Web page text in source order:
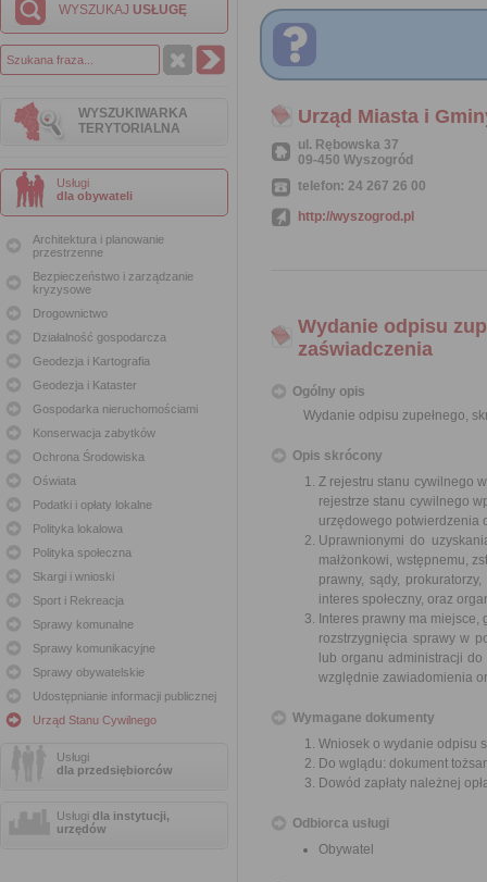
WYSZUKAJ USŁUGĘ
WYSZUKIWARKA
TERYTORIALNA
Usługi
dla obywateli
Architektura i planowanie
przestrzenne
Bezpieczeństwo i zarządzanie
kryzysowe
Drogownictwo
Działalność gospodarcza
Geodezja i Kartografia
Geodezja i Kataster
Gospodarka nieruchomościami
Konserwacja zabytków
Ochrona Środowiska
Oświata
Podatki i opłaty lokalne
Polityka lokalowa
Polityka społeczna
Skargi i wnioski
Sport i Rekreacja
Sprawy komunalne
Sprawy komunikacyjne
Sprawy obywatelskie
Udostępnianie informacji publicznej
Urząd Stanu Cywilnego
Usługi
dla przedsiębiorców
Usługi dla instytucji,
urzędów
Urząd Miasta i
ul. Rębowska 37
09-450 Wyszogród
telefon: 24 267 26 00
http://wyszogrod.pl
Wydanie odpisu
zaświadczenia
Ogólny opis
Wydanie odpisu zupełnego,
Opis skrócony
Z rejestru stanu cywilnego
rejestrze stanu cywilnego
urzędowego potwierdzenia
Uprawnionymi do
małżonkowi, wstępnemu,
prawny, sądy,
interes społeczny, oraz
Interes prawny ma
rozstrzygnięcia sprawy w
lub organu administracji
względnie zawiadomienia
Wymagane dokumenty
Wniosek o wydanie odpisu
Do wglądu: dokument
Dowód zapłaty należnej
Odbiorca usługi
Obywatel